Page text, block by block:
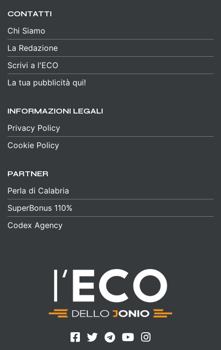
CONTATTI
Chi Siamo
La Redazione
Scrivi a l'ECO
La tua pubblicità qui!
INFORMAZIONI LEGALI
Privacy Policy
Cookie Policy
PARTNER
Perla di Calabria
SuperBonus 110%
Codex Agency